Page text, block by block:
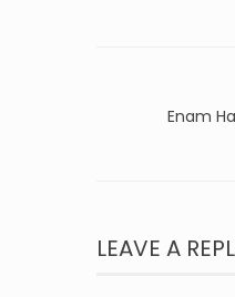
Enam
LEAVE A